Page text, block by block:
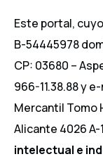
Este portal,
B-54445978
CP: 03680 –
966-11.38.88 y
Mercantil Tomo
Alicante 4026 A-
intelectual e